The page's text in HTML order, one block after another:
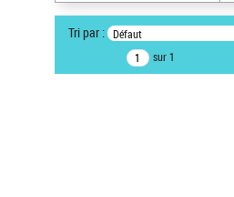
ne s'applique pas
Sauvegarder votre recherche
Tri par : Défaut
sur 1